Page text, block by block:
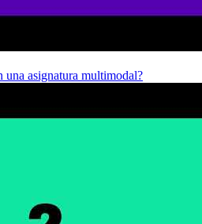
una asignatura multimodal?